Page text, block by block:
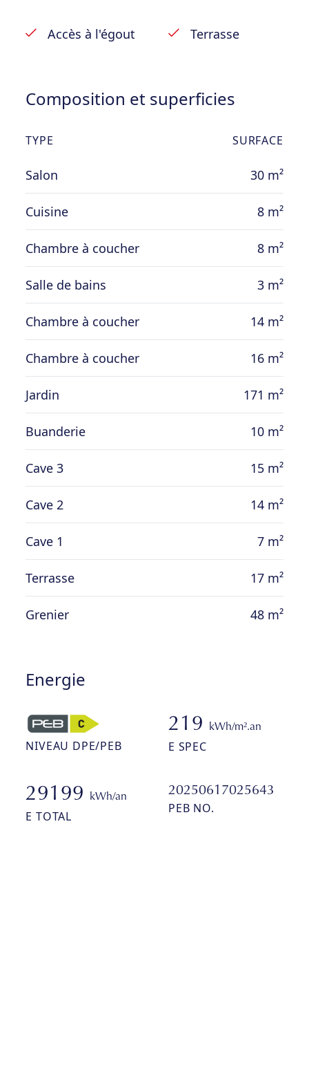
Accès à l'égout Terrasse
Composition et superficies
TYPE SURFACE
Salon 30 m²
Cuisine 8 m²
Chambre à coucher 8 m²
Salle de bains 3 m²
Chambre à coucher 14 m²
Chambre à coucher 16 m²
Jardin 171 m²
Buanderie 10 m²
Cave 3 15 m²
Cave 2 14 m²
Cave 1 7 m²
Terrasse 17 m²
Grenier 48 m²
Energie
NIVEAU DPE/PEB
219 kWh/m².an
E SPEC
29199 kWh/an
E TOTAL
20250617025643
PEB NO.